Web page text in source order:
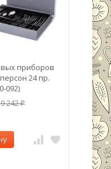
приборов
24 пр.
092)
242₽